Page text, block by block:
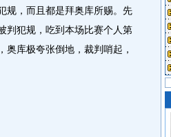
，而且都是拜奥库所赐。先
判犯规，吃到本场比赛个人第
库极夸张倒地，裁判哨起，